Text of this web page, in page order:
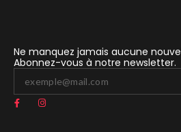
Ne manquez jamais aucune
Abonnez-vous à notre newsletter.